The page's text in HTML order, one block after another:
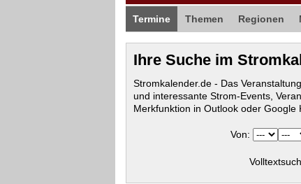
Termine Themen Regionen
Ihre Suche im
Stromkalender.de - Das
und interessante Strom-Events,
Merkfunktion in Outlook oder Google
Von: